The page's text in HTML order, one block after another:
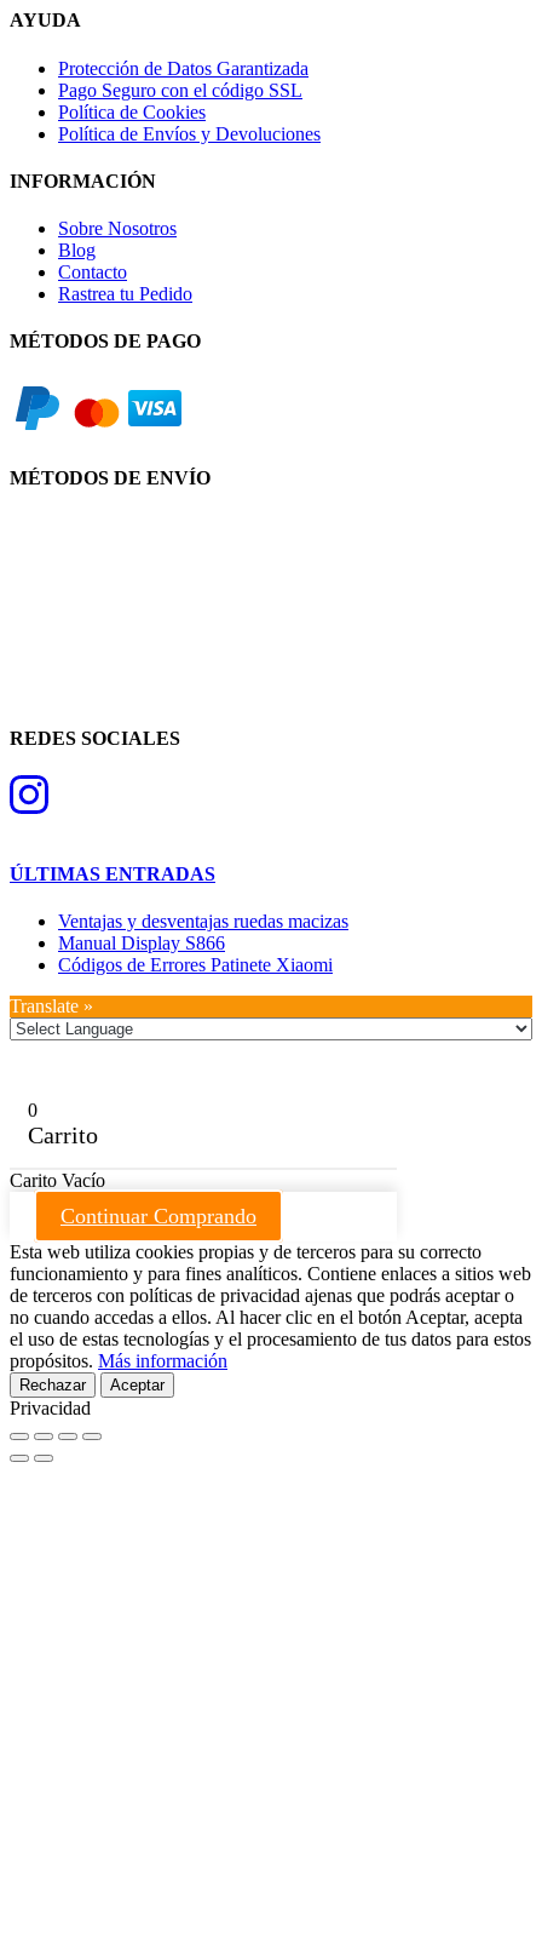
AYUDA
Protección de Datos Garantizada
Pago Seguro con el código SSL
Política de Cookies
Política de Envíos y Devoluciones
INFORMACIÓN
Sobre Nosotros
Blog
Contacto
Rastrea tu Pedido
MÉTODOS DE PAGO
MÉTODOS DE ENVÍO
REDES SOCIALES
ÚLTIMAS ENTRADAS
Ventajas y desventajas ruedas macizas
Manual Display S866
Códigos de Errores Patinete Xiaomi
Translate »
0
Carrito
Carito Vacío
Continuar Comprando
Esta web utiliza cookies propias y de terceros para su correcto
funcionamiento y para fines analíticos. Contiene enlaces a sitios web
de terceros con políticas de privacidad ajenas que podrás aceptar o
no cuando accedas a ellos. Al hacer clic en el botón Aceptar, acepta
el uso de estas tecnologías y el procesamiento de tus datos para estos
propósitos. Más información
Rechazar Aceptar
Privacidad